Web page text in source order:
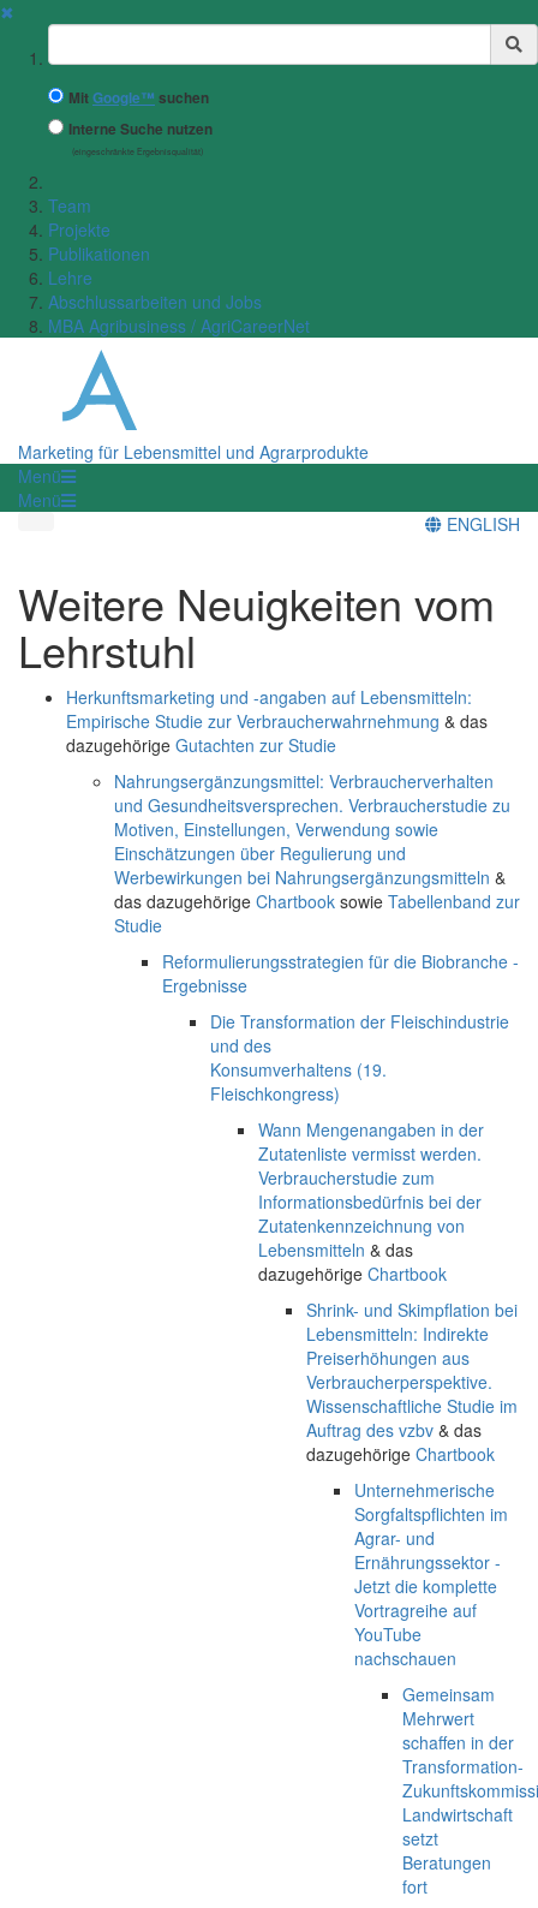
✖
Suchbegriff
MitGoogle™ suchen
Interne Suche nutzen
(eingeschränkte Ergebnisqualität)
Team
Projekte
Publikationen
Lehre
Abschlussarbeiten und Jobs
MBA Agribusiness / AgriCareerNet
Marketing für Lebensmittel und Agrarprodukte
Menü
Menü
ENGLISH
Weitere Neuigkeiten vom
Lehrstuhl
Herkunftsmarketing und -angaben auf Lebensmitteln:
Empirische Studie zur Verbraucherwahrnehmung & das
dazugehörige Gutachten zur Studie
Nahrungsergänzungsmittel: Verbraucherverhalten
und Gesundheitsversprechen. Verbraucherstudie zu
Motiven, Einstellungen, Verwendung sowie
Einschätzungen über Regulierung und
Werbewirkungen bei Nahrungsergänzungsmitteln &
das dazugehörige Chartbook sowie Tabellenband zur
Studie
Reformulierungsstrategien für die Biobranche -
Ergebnisse
Die Transformation der Fleischindustrie
und des
Konsumverhaltens (19.
Fleischkongress)
Wann Mengenangaben in der
Zutatenliste vermisst werden.
Verbraucherstudie zum
Informationsbedürfnis bei der
Zutatenkennzeichnung von
Lebensmitteln & das
dazugehörige Chartbook
Shrink- und Skimpflation bei
Lebensmitteln: Indirekte
Preiserhöhungen aus
Verbraucherperspektive.
Wissenschaftliche Studie im
Auftrag des vzbv & das
dazugehörige Chartbook
Unternehmerische
Sorgfaltspflichten im
Agrar- und
Ernährungssektor -
Jetzt die komplette
Vortragreihe auf
YouTube
nachschauen
Gemeinsam
Mehrwert
schaffen in der
Transformation-
Landwirtschaft
setzt
Beratungen
fort